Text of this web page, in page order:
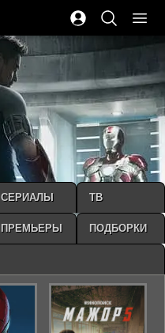
СЕРИАЛЫ ТВ
ПРЕМЬЕРЫ ПОДБОРКИ